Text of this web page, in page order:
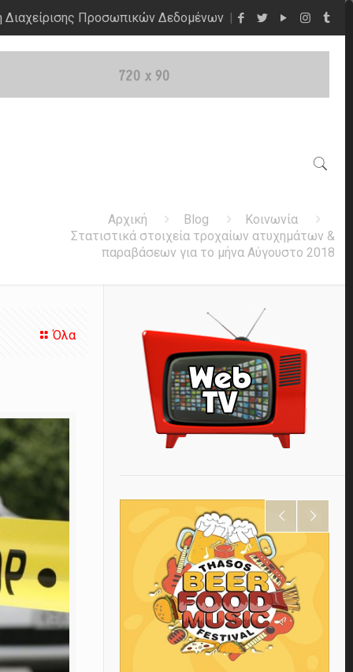
Διαχείρισης Προσωπικών Δεδομένων
Αρχική Blog
Κοινωνία
Στατιστικά στοιχεία τροχαίων ατυχημάτων &
παραβάσεων για το μήνα Αύγουστο 2018
Όλα